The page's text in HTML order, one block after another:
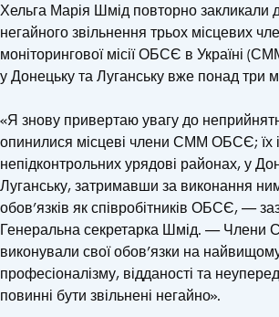
Хельга Марія Шмід повторно закликали
негайного звільнення трьох місцевих
моніторингової місії ОБСЄ в Україні
у Донецьку та Луганську вже понад три
«Я знову привертаю увагу до
опинилися місцеві члени СММ ОБСЄ; їх
непідконтрольних урядові районах, у
Луганську, затримавши за виконання
обов’язків як співробітників ОБСЄ, —
Генеральна секретарка Шмід. —
виконували свої обов’язки на найвищому
професіоналізму, відданості та
повинні бути звільнені негайно».